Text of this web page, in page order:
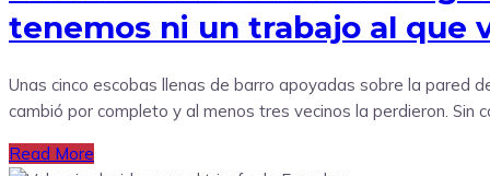
tenemos ni un trabajo al que
Unas cinco escobas llenas de barro apoyadas sobre la pared
cambió por completo y al menos tres vecinos la perdieron.
Read More